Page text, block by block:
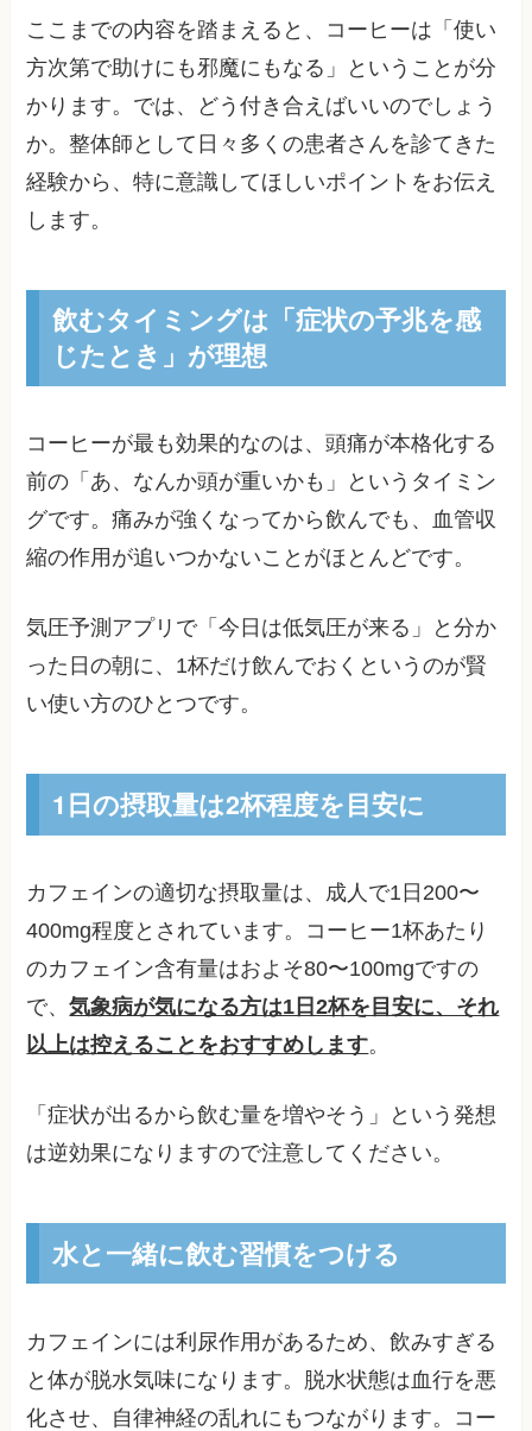
ここまでの内容を踏まえると、コーヒーは「使い
方次第で助けにも邪魔にもなる」ということが分
かります。では、どう付き合えばいいのでしょう
か。整体師として日々多くの患者さんを診てきた
経験から、特に意識してほしいポイントをお伝え
します。
飲むタイミングは「症状の予兆を感
じたとき」が理想
コーヒーが最も効果的なのは、頭痛が本格化する
前の「あ、なんか頭が重いかも」というタイミン
グです。痛みが強くなってから飲んでも、血管収
縮の作用が追いつかないことがほとんどです。
気圧予測アプリで「今日は低気圧が来る」と分か
った日の朝に、1杯だけ飲んでおくというのが賢
い使い方のひとつです。
1日の摂取量は2杯程度を目安に
カフェインの適切な摂取量は、成人で1日200〜
400mg程度とされています。コーヒー1杯あたり
のカフェイン含有量はおよそ80〜100mgですの
で、気象病が気になる方は1日2杯を目安に、それ
以上は控えることをおすすめします。
「症状が出るから飲む量を増やそう」という発想
は逆効果になりますので注意してください。
水と一緒に飲む習慣をつける
カフェインには利尿作用があるため、飲みすぎる
と体が脱水気味になります。脱水状態は血行を悪
化させ、自律神経の乱れにもつながります。コー